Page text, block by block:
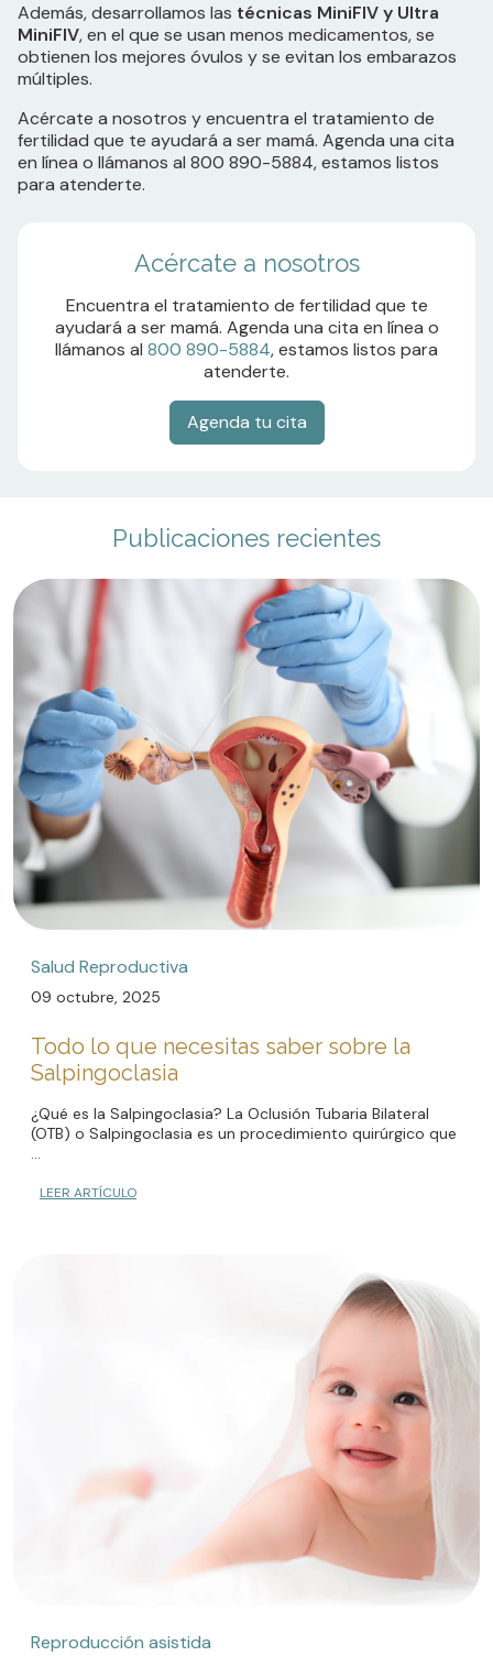
Además, desarrollamos las técnicas MiniFIV y Ultra
MiniFIV, en el que se usan menos medicamentos, se
obtienen los mejores óvulos y se evitan los embarazos
múltiples.
Acércate a nosotros y encuentra el tratamiento de
fertilidad que te ayudará a ser mamá. Agenda una cita
en línea o llámanos al 800 890-5884, estamos listos
para atenderte.
Acércate a nosotros
Encuentra el tratamiento de fertilidad que te
ayudará a ser mamá. Agenda una cita en línea o
llámanos al 800 890-5884, estamos listos para
atenderte.
Agenda tu cita
Publicaciones recientes
Salud Reproductiva
09 octubre, 2025
Todo lo que necesitas saber sobre la
Salpingoclasia
¿Qué es la Salpingoclasia? La Oclusión Tubaria Bilateral
(OTB) o Salpingoclasia es un procedimiento quirúrgico que
...
LEER ARTÍCULO
Reproducción asistida